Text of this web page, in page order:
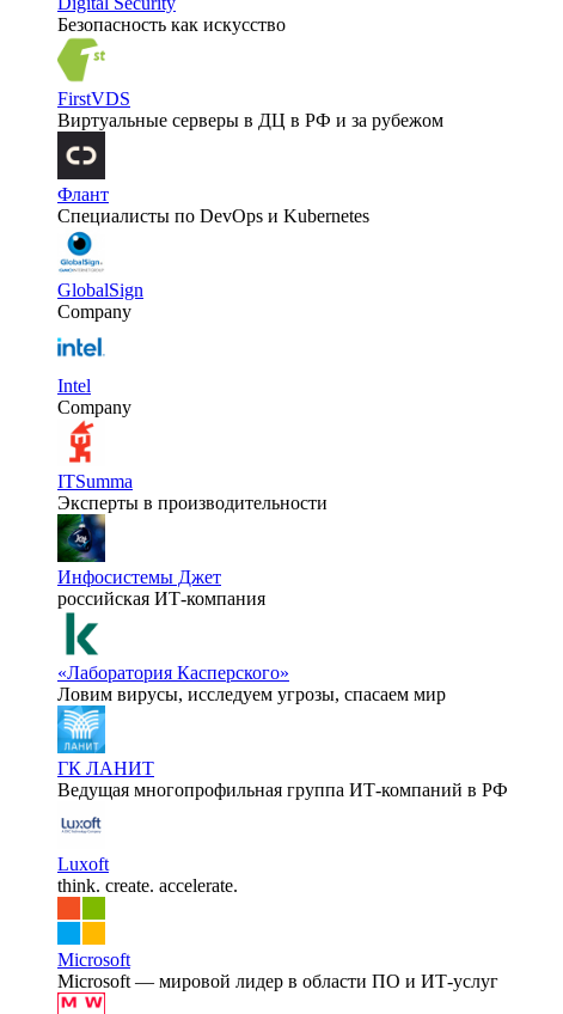
Безопасность как искусство
FirstVDS
Виртуальные серверы в ДЦ в РФ и за рубежом
Флант
Специалисты по DevOps и Kubernetes
GlobalSign
Company
Intel
Company
ITSumma
Эксперты в производительности
Инфосистемы Джет
российская ИТ-компания
«Лаборатория Касперского»
Ловим вирусы, исследуем угрозы, спасаем мир
ГК ЛАНИТ
Ведущая многопрофильная группа ИТ-компаний в РФ
Luxoft
think. create. accelerate.
Microsoft
Microsoft — мировой лидер в области ПО и ИТ-услуг